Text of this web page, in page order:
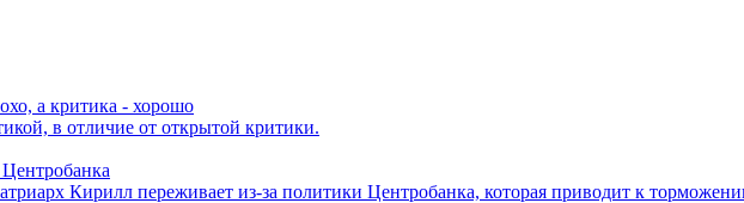
а критика - хорошо
в отличие от открытой критики.
Кирилл переживает из-за политики Центробанка, которая приводит к